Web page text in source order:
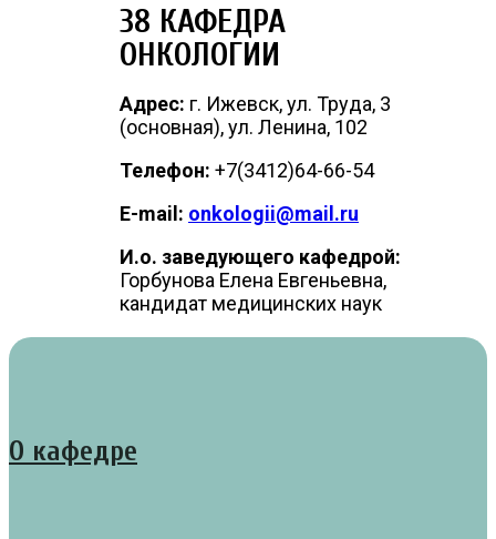
38 КАФЕДРА
ОНКОЛОГИИ
Адрес: г. Ижевск, ул. Труда, 3
(основная), ул. Ленина, 102
Телефон: +7(3412)64-66-54
E-mail: onkologii@mail.ru
И.о. заведующего кафедрой:
Горбунова Елена Евгеньевна,
кандидат медицинских наук
О кафедре